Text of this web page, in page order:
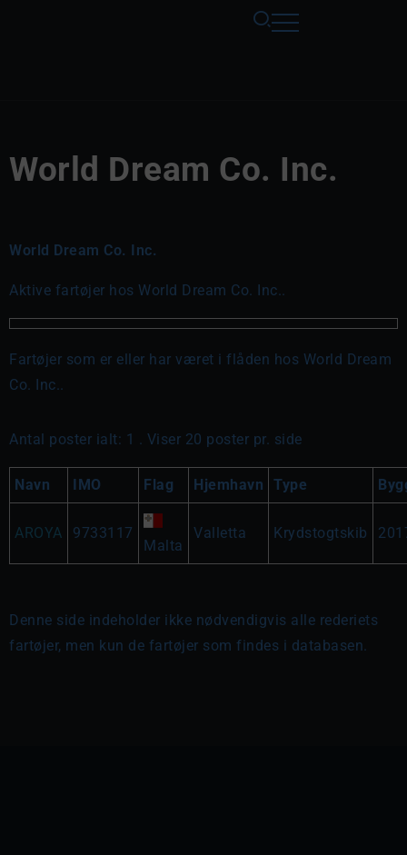
World Dream Co. Inc.
World Dream Co. Inc.
Aktive fartøjer hos World Dream Co. Inc..
Fartøjer som er eller har været i flåden hos World Dream
Co. Inc..
Antal poster ialt: 1 . Viser 20 poster pr. side
Navn IMO Flag Hjemhavn Type
AROYA 9733117
Malta
Valletta Krydstogtskib
Denne side indeholder ikke nødvendigvis alle rederiets
fartøjer, men kun de fartøjer som findes i databasen.